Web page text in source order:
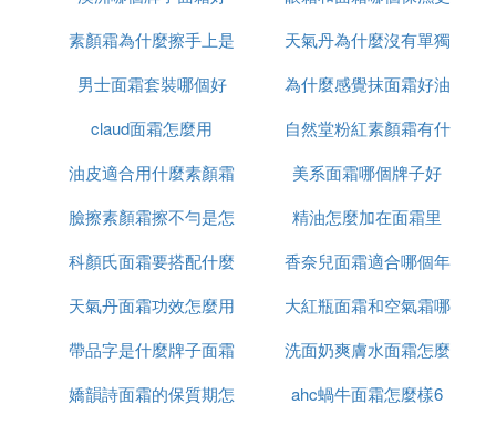
梵蜜琳神仙貴婦膏裡面是呈淡黃色的豆腐渣膏體質
胎盤素」這四大核心精華成分，能夠一瓶搞定8大肌
膚問題。同時，它也適用於任何膚質，即便是敏感肌
的非常值得購買。
梵蜜琳貴婦膏效果怎麼樣
哈哈第一次嘗試梵蜜琳貴婦膏，在使用之前做好了皮
之前也問過怎麼使用，但她們說的全臉使用就用黃豆
粒大小就夠了，抱著懷疑的態度挖了一點抹在臉上，
好
素顏霜為什麼擦手上是
白渣
天氣丹為什麼沒有單獨
面霜
男士面霜套裝哪個好
為什麼感覺抹面霜好油
claud面霜怎麼用
自然堂粉紅素顏霜有什
麼功效
油皮適合用什麼素顏霜
和氣墊
美系面霜哪個牌子好
臉擦素顏霜擦不勻是怎
麼回事啊
精油怎麼加在面霜里
科顏氏面霜要搭配什麼
用
香奈兒面霜適合哪個年
齡段
天氣丹面霜功效怎麼用
大紅瓶面霜和空氣霜哪
個好
帶品字是什麼牌子面霜
洗面奶爽膚水面霜怎麼
用法
嬌韻詩面霜的保質期怎
ahc蝸牛面霜怎麼樣6